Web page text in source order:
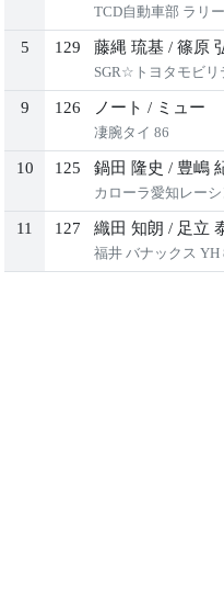
TCD自動車部 ラリ
5 129 藤縄 琉基 / 篠原
SGR☆トヨタモビ
9 126 ノート / ミュー
凄腕タイ 86
10 125 鍋田 隆史 / 豊嶋
カローラ愛知レー
11 127 織田 知朗 / 足立
福井 バナックス YH